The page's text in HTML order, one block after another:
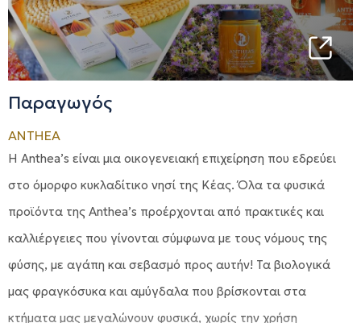
Παραγωγός
ANTHEA
H Anthea’s είναι μια οικογενειακή επιχείρηση που εδρεύει
στο όμορφο κυκλαδίτικο νησί της Κέας. Όλα τα φυσικά
προϊόντα της Anthea’s προέρχονται από πρακτικές και
καλλιέργειες που γίνονται σύμφωνα με τους νόμους της
φύσης, με αγάπη και σεβασμό προς αυτήν! Τα βιολογικά
μας φραγκόσυκα και αμύγδαλα που βρίσκονται στα
κτήματα μας μεγαλώνουν φυσικά, χωρίς την χρήση